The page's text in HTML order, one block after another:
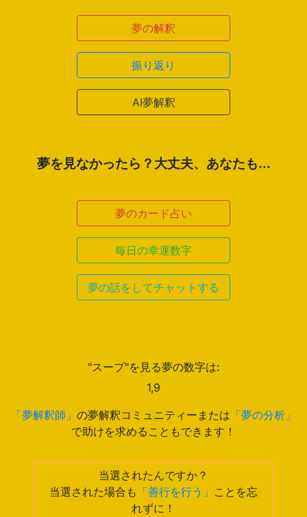
夢の解釈
振り返り
AI夢解釈
夢を見なかったら？大丈夫、あなたも...
夢のカード占い
毎日の幸運数字
夢の話をしてチャットする
"スープ"を見る夢の数字は:
1,9
「夢解釈師」 の夢解釈コミュニティーまたは 「夢の分析」
で助けを求めることもできます！
当選されたんですか？
当選された場合も 「善行を行う」 ことを忘
れずに！